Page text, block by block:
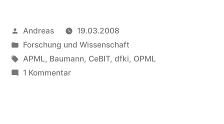
Veröffentlicht
von
Andreas
19.03.2008
Veröffentlicht
in
Forschung und Wissenschaft
Schlagwörter:
APML, Baumann, CeBIT, dfki, OPML
1 Kommentarzu